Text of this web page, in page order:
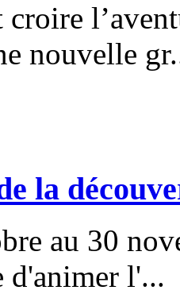
nouvelle
la
au 30
l'...